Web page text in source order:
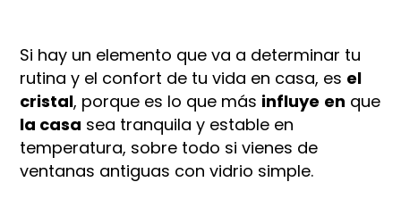
Si hay un elemento que va a determinar tu
rutina y el confort de tu vida en casa, es el
cristal, porque es lo que más influye en que
la casa sea tranquila y estable en
temperatura, sobre todo si vienes de
ventanas antiguas con vidrio simple.